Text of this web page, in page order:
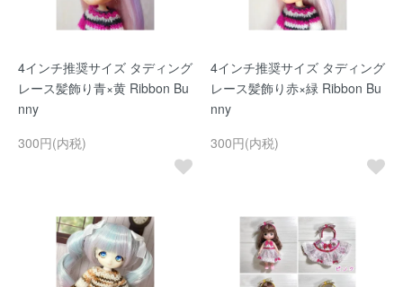
4インチ推奨サイズ タディング
レース髪飾り青×黄 Ribbon Bu
nny
300円(内税)
4インチ推奨サイズ タディング
レース髪飾り赤×緑 Ribbon Bu
nny
300円(内税)